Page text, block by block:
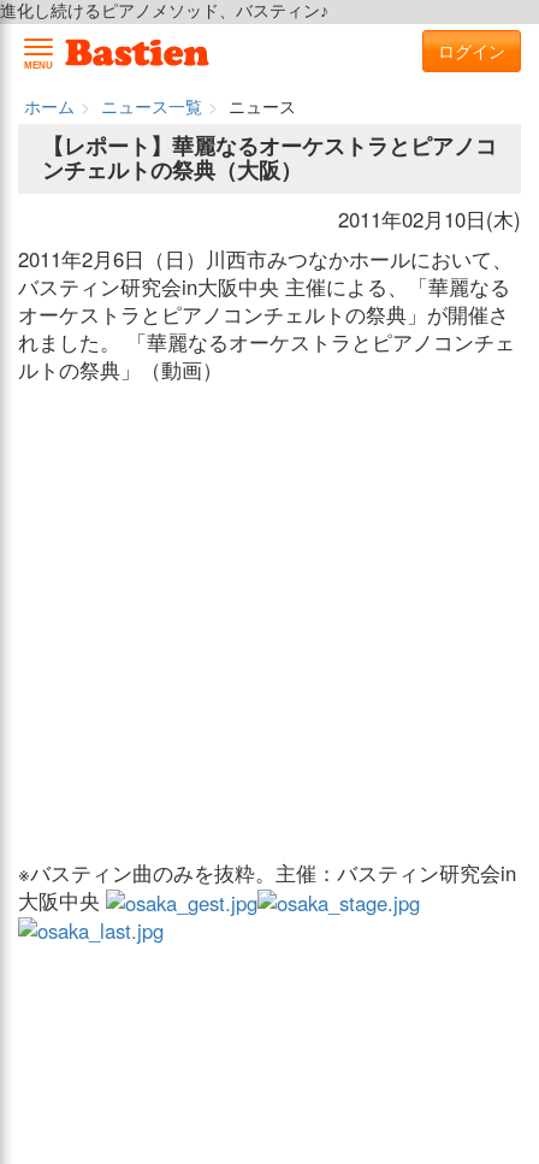
進化し続けるピアノメソッド、バスティン♪
MENU
ログイン
ホーム ニュース一覧
ニュース
【レポート】華麗なるオーケストラとピアノコ
ンチェルトの祭典（大阪）
2011年02月10日(木)
2011年2月6日（日）川西市みつなかホールにおいて、
バスティン研究会in大阪中央 主催による、「華麗なる
オーケストラとピアノコンチェルトの祭典」が開催さ
れました。 「華麗なるオーケストラとピアノコンチェ
ルトの祭典」（動画）
※バスティン曲のみを抜粋。主催：バスティン研究会in
大阪中央